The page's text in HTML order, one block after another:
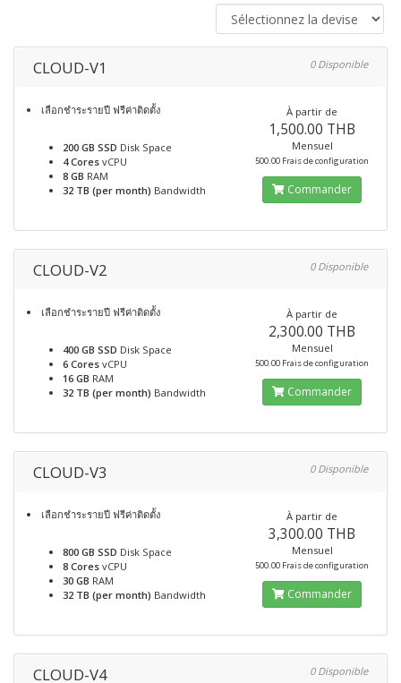
CLOUD-V1 0 Disponible
เลือกชำระรายปี ฟรีค่าติดตั้ง
200 GB SSD Disk Space
4 Cores vCPU
8 GB RAM
32 TB (per month) Bandwidth
À partir de
1,500.00 THB
Mensuel
500.00 Frais de configuration
Commander
CLOUD-V2 0 Disponible
เลือกชำระรายปี ฟรีค่าติดตั้ง
400 GB SSD Disk Space
6 Cores vCPU
16 GB RAM
32 TB (per month) Bandwidth
À partir de
2,300.00 THB
Mensuel
500.00 Frais de configuration
Commander
CLOUD-V3 0 Disponible
เลือกชำระรายปี ฟรีค่าติดตั้ง
800 GB SSD Disk Space
8 Cores vCPU
30 GB RAM
32 TB (per month) Bandwidth
À partir de
3,300.00 THB
Mensuel
500.00 Frais de configuration
Commander
CLOUD-V4 0 Disponible